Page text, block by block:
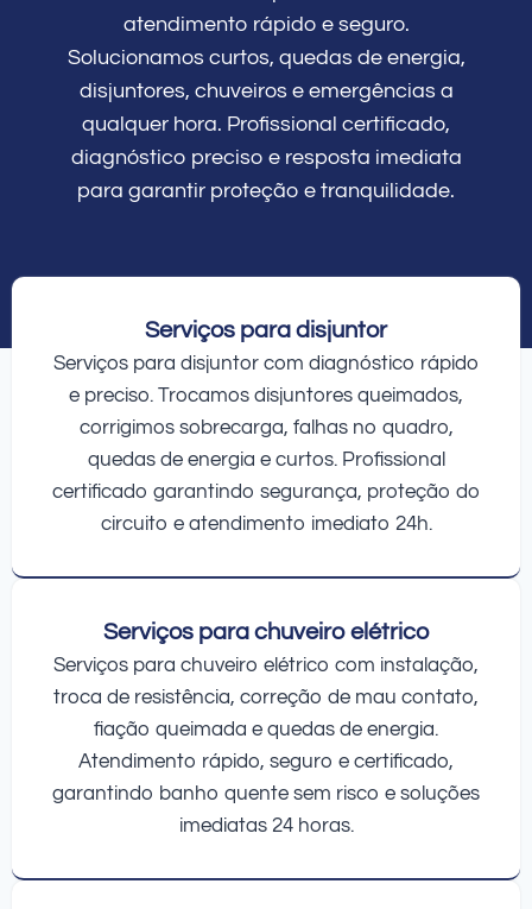
atendimento rápido e seguro.
Solucionamos curtos, quedas de energia,
disjuntores, chuveiros e emergências a
qualquer hora. Profissional certificado,
diagnóstico preciso e resposta imediata
para garantir proteção e tranquilidade.
Serviços para disjuntor
Serviços para disjuntor com diagnóstico rápido
e preciso. Trocamos disjuntores queimados,
corrigimos sobrecarga, falhas no quadro,
quedas de energia e curtos. Profissional
certificado garantindo segurança, proteção do
circuito e atendimento imediato 24h.
Serviços para chuveiro elétrico
Serviços para chuveiro elétrico com instalação,
troca de resistência, correção de mau contato,
fiação queimada e quedas de energia.
Atendimento rápido, seguro e certificado,
garantindo banho quente sem risco e soluções
imediatas 24 horas.